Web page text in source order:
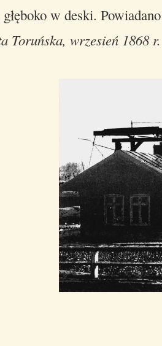
głęboko w deski.
Toruńska, wrzesień 1868 r.